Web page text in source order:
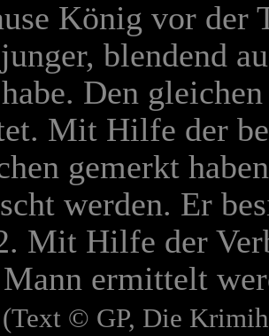
König vor der
blendend
Den
Mit Hilfe der
gemerkt
werden. Er
Mit Hilfe der
ermittelt
(Text © GP, Die